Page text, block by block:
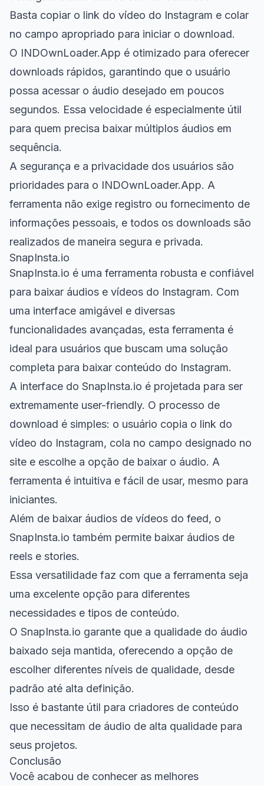
Basta copiar o link do vídeo do Instagram e colar
no campo apropriado para iniciar o download.
O INDOwnLoader.App é otimizado para oferecer
downloads rápidos, garantindo que o usuário
possa acessar o áudio desejado em poucos
segundos. Essa velocidade é especialmente útil
para quem precisa baixar múltiplos áudios em
sequência.
A segurança e a privacidade dos usuários são
prioridades para o INDOwnLoader.App. A
ferramenta não exige registro ou fornecimento de
informações pessoais, e todos os downloads são
realizados de maneira segura e privada.
SnapInsta.io
SnapInsta.io é uma ferramenta robusta e confiável
para baixar áudios e vídeos do Instagram. Com
uma interface amigável e diversas
funcionalidades avançadas, esta ferramenta é
ideal para usuários que buscam uma solução
completa para baixar conteúdo do Instagram.
A interface do SnapInsta.io é projetada para ser
extremamente user-friendly. O processo de
download é simples: o usuário copia o link do
vídeo do Instagram, cola no campo designado no
site e escolhe a opção de baixar o áudio. A
ferramenta é intuitiva e fácil de usar, mesmo para
iniciantes.
Além de baixar áudios de vídeos do feed, o
SnapInsta.io também permite baixar áudios de
reels e stories.
Essa versatilidade faz com que a ferramenta seja
uma excelente opção para diferentes
necessidades e tipos de conteúdo.
O SnapInsta.io garante que a qualidade do áudio
baixado seja mantida, oferecendo a opção de
escolher diferentes níveis de qualidade, desde
padrão até alta definição.
Isso é bastante útil para criadores de conteúdo
que necessitam de áudio de alta qualidade para
seus projetos.
Conclusão
Você acabou de conhecer as melhores